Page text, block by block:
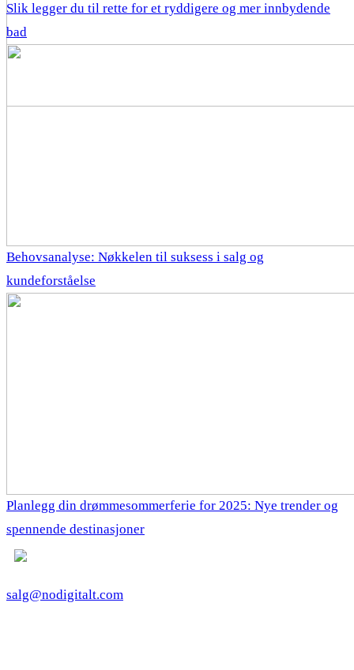
Slik legger du til rette for et ryddigere og mer innbydende
bad
Behovsanalyse: Nøkkelen til suksess i salg og
kundeforståelse
Planlegg din drømmesommerferie for 2025: Nye trender og
spennende destinasjoner
salg@nodigitalt.com